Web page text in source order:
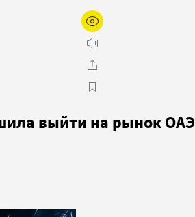
выйти на рынок ОАЭ